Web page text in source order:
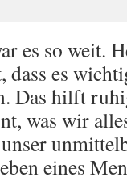
es so weit.
es
Das hilft
was wir
eines